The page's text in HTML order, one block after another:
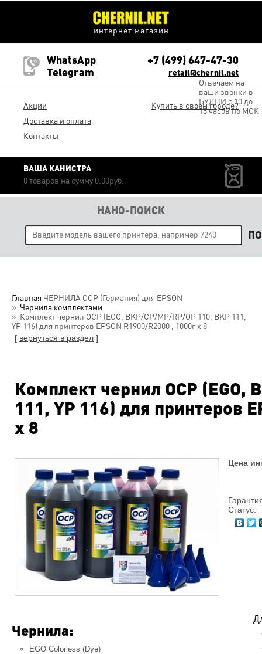
интернет магазин
Акции
Доставка и оплата
Контакты
WhatsApp
Telegram
retail@chernil.net
+7 (499) 647-47-30
Отвечаем на
ваши звонки в
БУДНИ с 10 до
18 часов по МСК
Купить в своем городе?
ВАША КАНИСТРА
0 товаров на сумму 0.00руб.
НАНО-ПОИСК
Главная ЧЕРНИЛА OCP (Германия) для EPSON
Чернила комплектами
Комплект чернил OCP (EGO, BKP/CP/MP/RP/OP 110, BKP 111,
YP 116) для принтеров EPSON R1900/R2000 , 1000г х 8
[ вернуться в раздел ]
Комплект чернил OCP (EGO,
111, YP 116) для принтеров
х 8
Цена
Статус:
Чернила:
EGO Colorless (Dye)